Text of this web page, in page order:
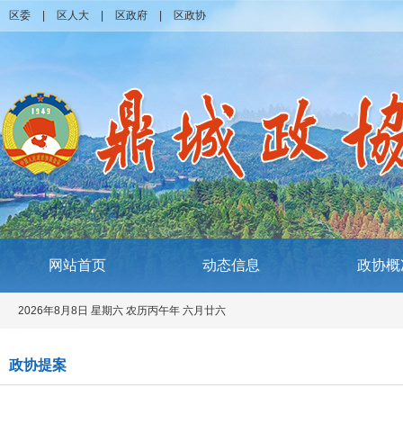
区委 区人大 区政府 区政协
网站首页 动态信息 政协概
2026年8月8日 星期六 农历丙午年 六月廿六
政协提案